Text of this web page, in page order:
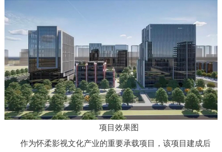
项目效果图
作为怀柔影视文化产业的重要承载项目，该项目建成后